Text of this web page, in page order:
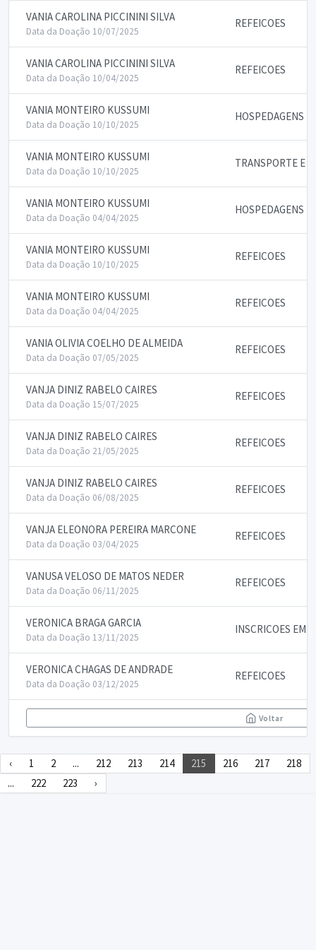
VANIA CAROLINA PICCININI SILVA
Data da Doação 10/07/2025
REFEICOES
VANIA CAROLINA PICCININI SILVA
Data da Doação 10/04/2025
REFEICOES
VANIA MONTEIRO KUSSUMI
Data da Doação 10/10/2025
HOSPEDAGENS
VANIA MONTEIRO KUSSUMI
Data da Doação 10/10/2025
TRANSPORTE E
VANIA MONTEIRO KUSSUMI
Data da Doação 04/04/2025
HOSPEDAGENS
VANIA MONTEIRO KUSSUMI
Data da Doação 10/10/2025
REFEICOES
VANIA MONTEIRO KUSSUMI
Data da Doação 04/04/2025
REFEICOES
VANIA OLIVIA COELHO DE ALMEIDA
Data da Doação 07/05/2025
REFEICOES
VANJA DINIZ RABELO CAIRES
Data da Doação 15/07/2025
REFEICOES
VANJA DINIZ RABELO CAIRES
Data da Doação 21/05/2025
REFEICOES
VANJA DINIZ RABELO CAIRES
Data da Doação 06/08/2025
REFEICOES
VANJA ELEONORA PEREIRA MARCONE
Data da Doação 03/04/2025
REFEICOES
VANUSA VELOSO DE MATOS NEDER
Data da Doação 06/11/2025
REFEICOES
VERONICA BRAGA GARCIA
Data da Doação 13/11/2025
INSCRICOES EM
VERONICA CHAGAS DE ANDRADE
Data da Doação 03/12/2025
REFEICOES
Voltar
‹ 1 2 ... 212 213 214 215 216 217
218
...
222 223 ›